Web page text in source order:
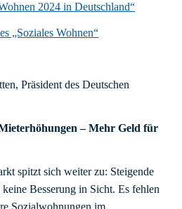
2024 in Deutschland“
„Soziales Wohnen“
Präsident des Deutschen
– Mehr Geld für
spitzt sich weiter zu: Steigende
Besserung in Sicht. Es fehlen
Sozialwohnungen im